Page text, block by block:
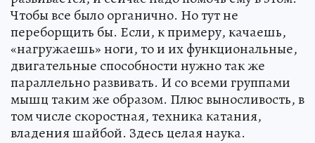
Чтобы все было органично. Но тут не
переборщить бы. Если, к примеру, качаешь,
«нагружаешь» ноги, то и их функциональные,
двигательные способности нужно так же
параллельно развивать. И со всеми группами
мышц таким же образом. Плюс выносливость, в
том числе скоростная, техника катания,
владения шайбой. Здесь целая наука.